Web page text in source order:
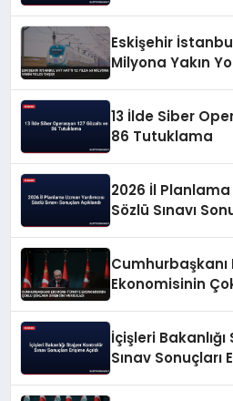
Eskişehir
Milyona Yakın
13 İlde Siber
86 Tutuklama
2026 İl Planlama
Sözlü Sınavı
Ekonomisinin
İçişleri
Sınav Sonuçları